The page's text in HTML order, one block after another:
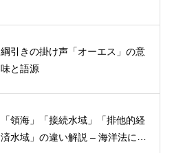
綱引きの掛け声「オーエス」の意
味と語源
「領海」「接続水域」「排他的経
済水域」の違い解説 – 海洋法にお